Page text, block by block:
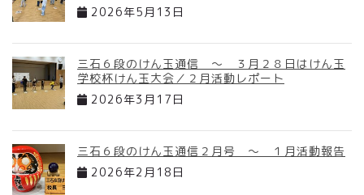
2026年5月13日
三石６段のけん玉通信 ～ ３月２８日はけん玉
学校杯けん玉大会／２月活動レポート
2026年3月17日
三石６段のけん玉通信２月号 ～ １月活動報告
2026年2月18日